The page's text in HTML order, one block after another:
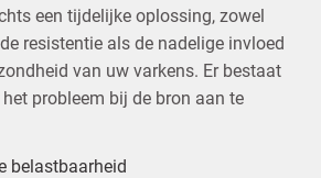
een tijdelijke oplossing, zowel
resistentie als de nadelige invloed
van uw varkens. Er bestaat
probleem bij de bron aan te
belastbaarheid